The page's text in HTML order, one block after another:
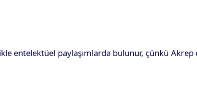
entelektüel paylaşımlarda bulunur, çünkü Akrep